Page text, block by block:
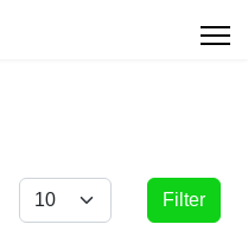
Anzeige #
Filter